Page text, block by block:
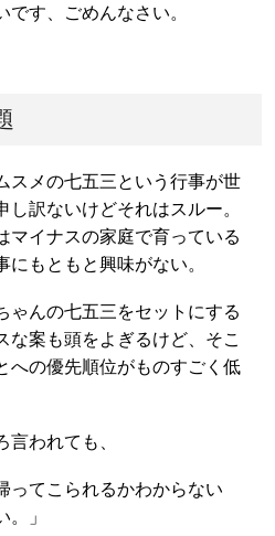
す、ごめんなさい。
スメの七五三という行事が世
訳ないけどそれはスルー。
マイナスの家庭で育っている
もともと興味がない。
ゃんの七五三をセットにする
な案も頭をよぎるけど、そこ
への優先順位がものすごく低
われても、
ってこられるかわからない
」